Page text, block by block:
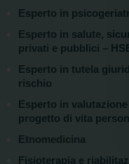
Esperto in
Esperto in salute,
privati e pubblici –
Esperto in tutela
rischio
Esperto in
progetto di vita
Etnomedicina
Fisioterapia e